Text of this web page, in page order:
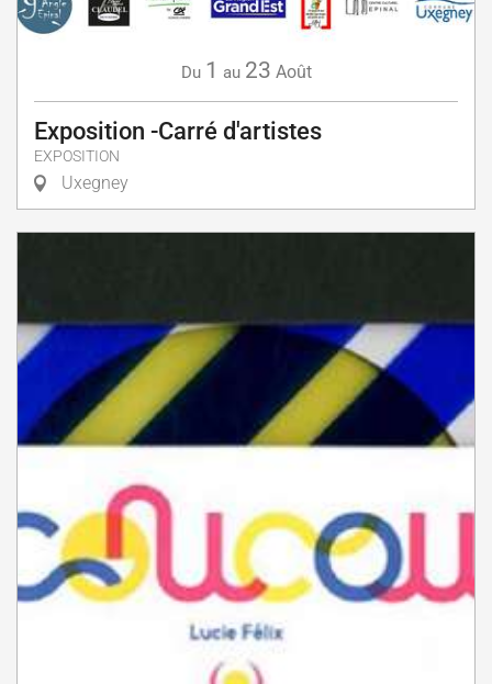
Du 1 au 23 Août
Exposition -Carré d'artistes
EXPOSITION
Uxegney